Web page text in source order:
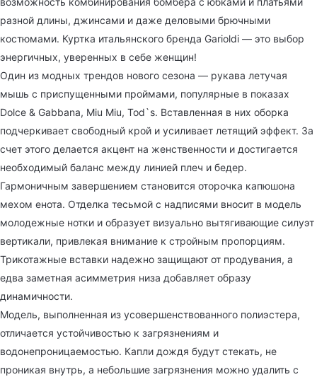
разной длины, джинсами и даже деловыми брючными
костюмами. Куртка итальянского бренда Garioldi — это выбор
энергичных, уверенных в себе женщин!
Один из модных трендов нового сезона — рукава летучая
мышь с приспущенными проймами, популярные в показах
Dolce & Gabbana, Miu Miu, Tod`s. Вставленная в них оборка
подчеркивает свободный крой и усиливает летящий эффект. За
счет этого делается акцент на женственности и достигается
необходимый баланс между линией плеч и бедер.
Гармоничным завершением становится оторочка капюшона
мехом енота. Отделка тесьмой с надписями вносит в модель
молодежные нотки и образует визуально вытягивающие силуэт
вертикали, привлекая внимание к стройным пропорциям.
Трикотажные вставки надежно защищают от продувания, а
едва заметная асимметрия низа добавляет образу
динамичности.
Модель, выполненная из усовершенствованного полиэстера,
отличается устойчивостью к загрязнениям и
водонепроницаемостью. Капли дождя будут стекать, не
проникая внутрь, а небольшие загрязнения можно удалить с